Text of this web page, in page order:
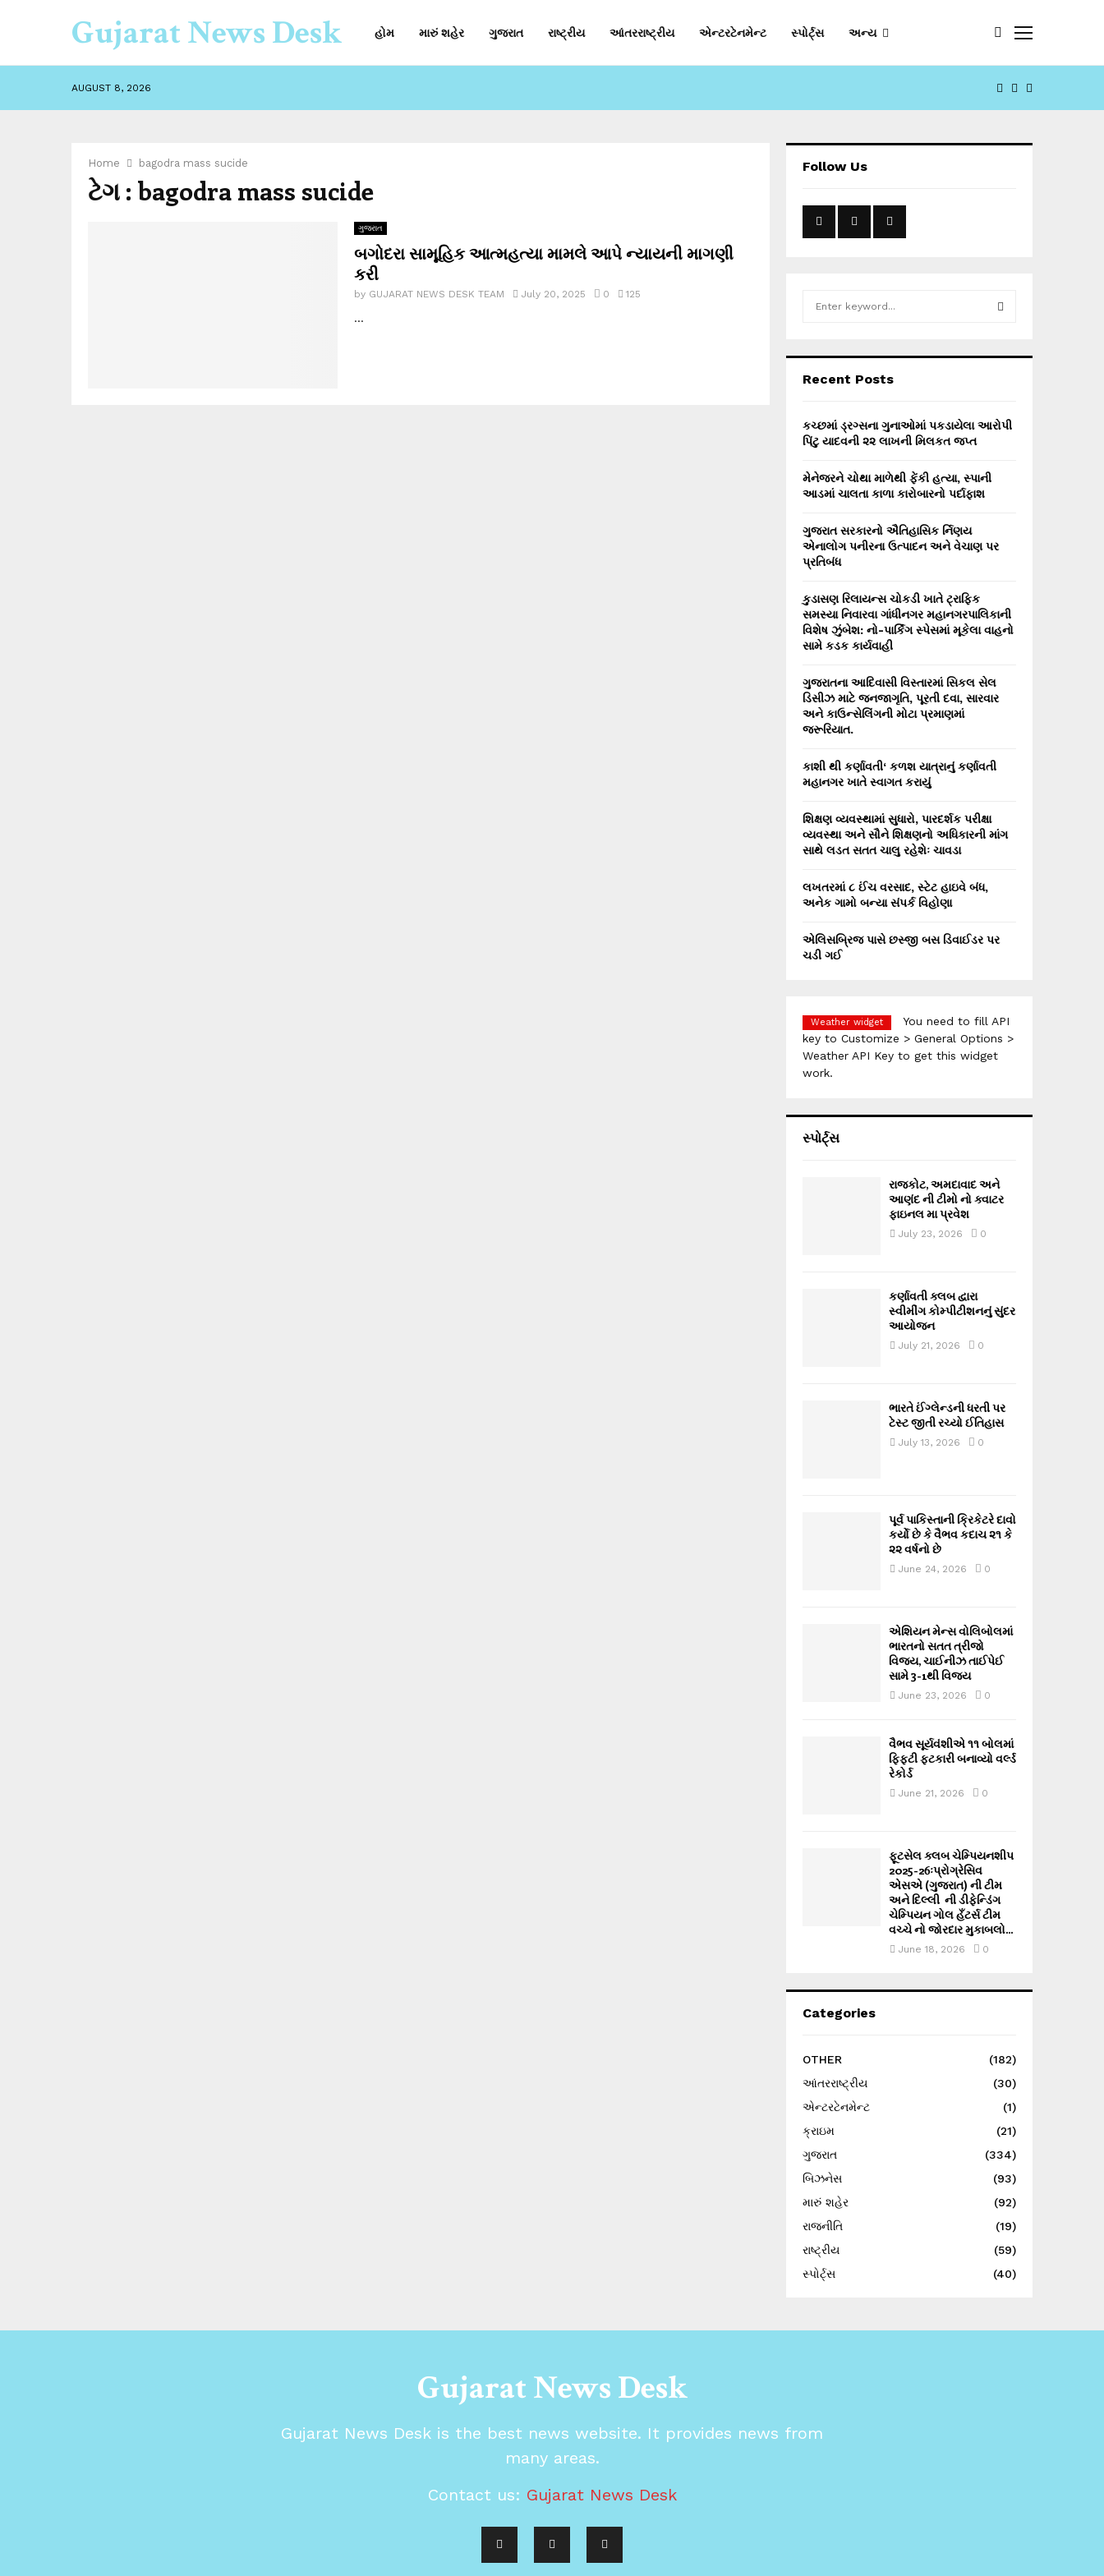
Gujarat News Desk હોમ મારું શહેર ગુજરાત રાષ્ટ્રીય આંતરરાષ્ટ્રીય એન્ટરટેનમેન્ટ સ્પોર્ટ્સ અન્ય
AUGUST 8, 2026 FACEBOOK
YOUTUBE
Home bagodra mass sucide
ટેગ : bagodra mass sucide
ગુજરાત
બગોદરા સામૂહિક આત્મહત્યા મામલે આપે ન્યાયની માગણી
કરી
by GUJARAT NEWS DESK TEAM July 20, 2025 0 125
...
Follow Us
h
o
r
Recent Posts
કચ્છમાં ડ્રગ્સના ગુનાઓમાં પકડાયેલા આરોપી
પિંટુ યાદવની ૨૨ લાખની મિલકત જપ્ત
મેનેજરને ચોથા માળેથી ફેંકી હત્યા, સ્પાની
આડમાં ચાલતા કાળા કારોબારનો પર્દાફાશ
ગુજરાત સરકારનો ઐતિહાસિક ર્નિણય
એનાલોગ પનીરના ઉત્પાદન અને વેચાણ પર
પ્રતિબંધ
કુડાસણ રિલાયન્સ ચોકડી ખાતે ટ્રાફિક
સમસ્યા નિવારવા ગાંધીનગર મહાનગરપાલિકાની
વિશેષ ઝુંબેશ: નો-પાર્કિંગ સ્પેસમાં મૂકેલા વાહનો
સામે કડક કાર્યવાહી
ગુજરાતના આદિવાસી વિસ્તારમાં સિકલ સેલ
ડિસીઝ માટે જનજાગૃતિ, પૂરતી દવા, સારવાર
અને કાઉન્સેલિંગની મોટા પ્રમાણમાં
જરૂરિયાત.
કાશી થી કર્ણાવતી‘ કળશ યાત્રાનું કર્ણાવતી
મહાનગર ખાતે સ્વાગત કરાયું
શિક્ષણ વ્યવસ્થામાં સુધારો, પારદર્શક પરીક્ષા
વ્યવસ્થા અને સૌને શિક્ષણનો અધિકારની માંગ
સાથે લડત સતત ચાલુ રહેશેઃ ચાવડા
લખતરમાં ૮ ઈંચ વરસાદ, સ્ટેટ હાઇવે બંધ,
અનેક ગામો બન્યા સંપર્ક વિહોણા
એલિસબ્રિજ પાસે છસ્જી બસ ડિવાઈડર પર
ચડી ગઈ
Weather widget
You need to fill API
key to Customize > General Options >
Weather API Key to get this widget
work.
સ્પોર્ટ્સ
રાજકોટ, અમદાવાદ અને
આણંદ ની ટીમો નો ક્વાટર
ફાઇનલ મા પ્રવેશ
July 23, 2026 0
કર્ણાવતી ક્લબ દ્વારા
સ્વીમીંગ કોમ્પીટીશનનું સુંદર
આયોજન
July 21, 2026 0
ભારતે ઈંગ્લેન્ડની ધરતી પર
ટેસ્ટ જીતી રચ્યો ઈતિહાસ
July 13, 2026 0
પૂર્વ પાકિસ્તાની ક્રિકેટરે દાવો
કર્યો છે કે વૈભવ કદાચ ૨૧ કે
૨૨ વર્ષનો છે
June 24, 2026 0
એશિયન મેન્સ વોલિબોલમાં
ભારતનો સતત ત્રીજો
વિજય, ચાઈનીઝ તાઈપેઈ
સામે 3-1થી વિજય
June 23, 2026 0
વૈભવ સૂર્યવંશીએ ૧૧ બોલમાં
ફિફ્ટી ફટકારી બનાવ્યો વર્લ્ડ
રેકોર્ડ
June 21, 2026 0
ફૂટસેલ ક્લબ ચેમ્પિયનશીપ
2025-26ઃપ્રોગ્રેસિવ
એસએ (ગુજરાત) ની ટીમ
અને દિલ્લી ની ડીફેન્ડિંગ
ચેમ્પિયન ગોલ હઁટર્સ ટીમ
વચ્ચે નો જોરદાર મુકાબલો...
June 18, 2026 0
Categories
OTHER
(182)
આંતરરાષ્ટ્રીય
(30)
એન્ટરટેનમેન્ટ
(1)
ક્રાઇમ
(21)
ગુજરાત
(334)
બિઝનેસ
(93)
મારું શહેર
(92)
રાજનીતિ
(19)
રાષ્ટ્રીય
(59)
સ્પોર્ટ્સ
(40)
Gujarat News Desk
Gujarat News Desk is the best news website. It provides news from
many areas.
Contact us: Gujarat News Desk